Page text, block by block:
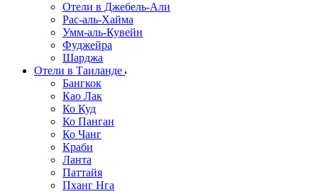
Отели в Джебель-Али
Рас-аль-Хайма
Умм-аль-Кувейн
Фуджейра
Шарджа
Отели в Таиланде
Бангкок
Као Лак
Ко Куд
Ко Панган
Ко Чанг
Краби
Ланта
Паттайя
Пханг Нга